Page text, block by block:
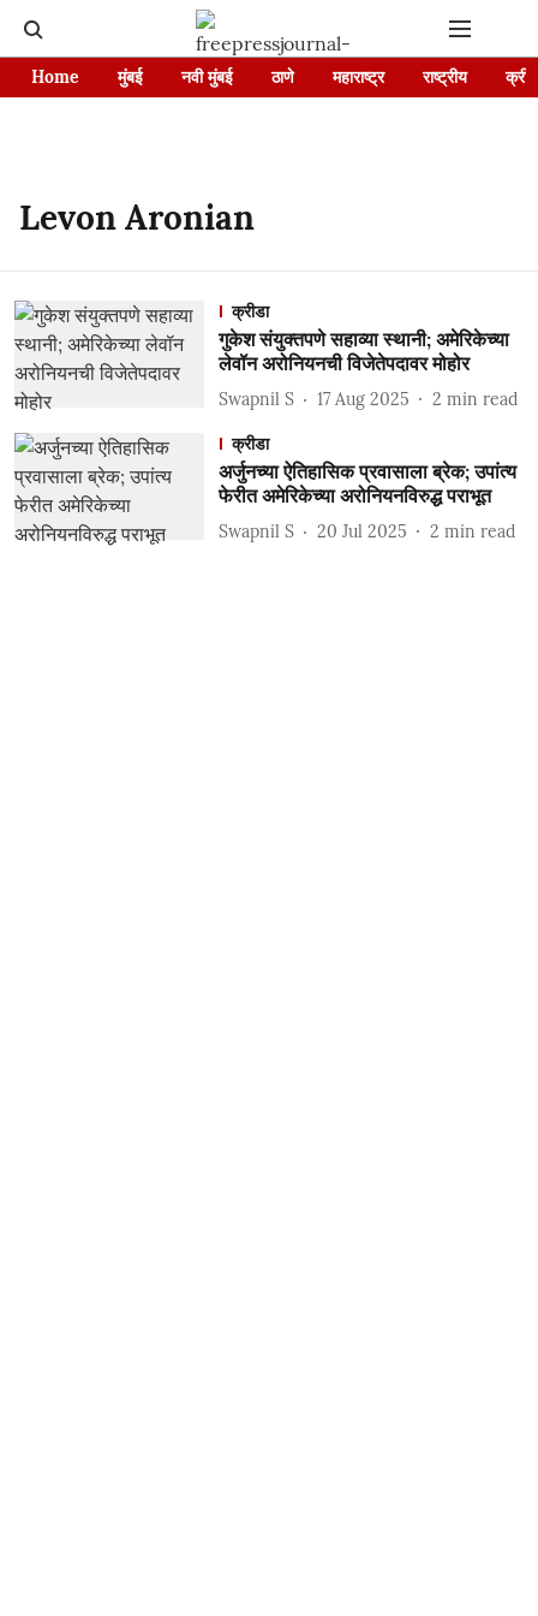
Home मुंबई नवी मुंबई ठाणे महाराष्ट्र राष्ट्रीय
Levon Aronian
क्रीडा
गुकेश संयुक्तपणे सहाव्या स्थानी; अमेरिकेच्या
लेवॉन अरोनियनची विजेतेपदावर मोहोर
Swapnil S 17 Aug 2025 2 min read
क्रीडा
अर्जुनच्या ऐतिहासिक प्रवासाला ब्रेक; उपांत्य
फेरीत अमेरिकेच्या अरोनियनविरुद्ध पराभूत
Swapnil S 20 Jul 2025 2 min read